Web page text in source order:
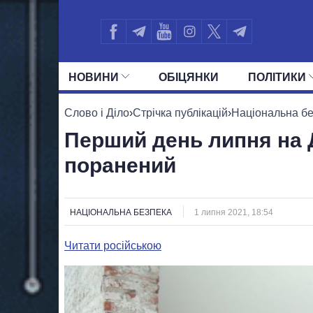
НОВИНИ ОБIЦЯНКИ ПОЛIТИКИ
УСІ ПОЛІТИКИ ПРЕЗИДЕНТ І
Слово і Діло›Стрічка публікацій›Національна
Перший день липня на
поранений
НАЦІОНАЛЬНА БЕЗПЕКА 1 липня 2021, 18:54
Читати російською